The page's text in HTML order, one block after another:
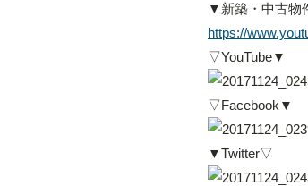
▼新築・中古物
https://
▽YouTube▼
▽Facebook▼
▼Twitter▽